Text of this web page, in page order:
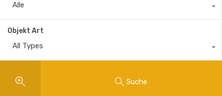
Alle
Objekt Art
All Types
Suche